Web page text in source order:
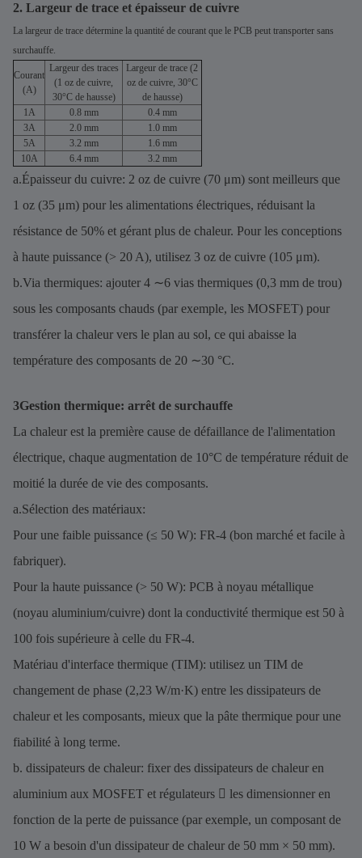
2. Largeur de trace et épaisseur de cuivre
La largeur de trace détermine la quantité de courant que le PCB peut transporter sans
surchauffe.
Courant
(A)
Largeur des traces
(1 oz de cuivre,
30°C de hausse)
Largeur de trace (2
oz de cuivre, 30°C
de hausse)
1A
0.8 mm
0.4 mm
3A
2.0 mm
1.0 mm
5A
3.2 mm
1.6 mm
10A
6.4 mm 3.2 mm
a.Épaisseur du cuivre: 2 oz de cuivre (70 μm) sont meilleurs que
1 oz (35 μm) pour les alimentations électriques, réduisant la
résistance de 50% et gérant plus de chaleur. Pour les conceptions
à haute puissance (> 20 A), utilisez 3 oz de cuivre (105 μm).
b.Via thermiques: ajouter 4 ∼6 vias thermiques (0,3 mm de trou)
sous les composants chauds (par exemple, les MOSFET) pour
transférer la chaleur vers le plan au sol, ce qui abaisse la
température des composants de 20 ∼30 °C.
3Gestion thermique: arrêt de surchauffe
La chaleur est la première cause de défaillance de l'alimentation
électrique, chaque augmentation de 10°C de température réduit de
moitié la durée de vie des composants.
a.Sélection des matériaux:
Pour une faible puissance (≤ 50 W): FR-4 (bon marché et facile à
fabriquer).
Pour la haute puissance (> 50 W): PCB à noyau métallique
(noyau aluminium/cuivre) dont la conductivité thermique est 50 à
100 fois supérieure à celle du FR-4.
Matériau d'interface thermique (TIM): utilisez un TIM de
changement de phase (2,23 W/m·K) entre les dissipateurs de
chaleur et les composants, mieux que la pâte thermique pour une
fiabilité à long terme.
b. dissipateurs de chaleur: fixer des dissipateurs de chaleur en
aluminium aux MOSFET et régulateurs  les dimensionner en
fonction de la perte de puissance (par exemple, un composant de
10 W a besoin d'un dissipateur de chaleur de 50 mm × 50 mm).